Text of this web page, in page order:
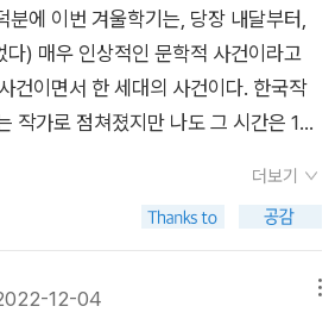
사상에 대해 이토록 정직하고 이토록
물 것이다. 저자는 아무런 허세도, 정
재의 신비에 한 걸음이라도 가까이 다
독자를 하이데거 사상의 세계로 안내
타인으로 대별되어 왔듯이, 하이데거
럽철학의 최고봉이라는 점에서는 논
아내
서의 품격을 넉넉하게 지녔다고 할 수
하이데거 사상에 대한 실증적 논의가
는 점에서 일독의 의의가 크게 부각된
내기 어려울 수도 있지만, 한번 읽기 시
에 이번 겨울학기는, 당장 내달부터,
다) 매우 인상적인 문학적 사건이라고
건이면서 한 세대의 사건이다. 한국작
작가로 점쳐졌지만 나도 그 시간은 10
하는 스위스문학기행 커리어에 한강의
중에, 혹은 스위스의 숙소에서 한강을
르겠다. 한강에 대한 페이퍼는 뒤로
더보기
12-04